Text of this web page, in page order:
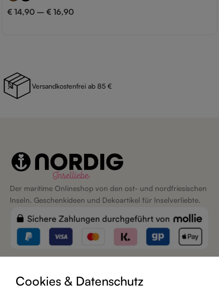
€ 14,90 – € 16,90
Versandkostenfrei ab 85 €
Der maritime Onlineshop von den ost- und nordfriesischen
Inseln. Geschenkideen und Dekoartikel für Inselverliebte.
Cookies & Datenschutz